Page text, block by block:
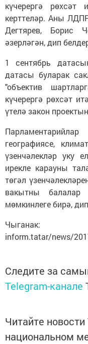
күчерергә рөхсәт
керттеләр. Аны
Дегтярев, Борис
әзерләгән, дип
1 сентябрь
датасы буларак
"объектив
күчерергә рөхсәт
үтелә закон
географиясе,
үзенчәлекләр уку
ирекле карауны
төгәл
вакытны
мөмкинлеге бирә,
inform.tatar/news/
Следите за
Telegram-канале
Читайте
национальном